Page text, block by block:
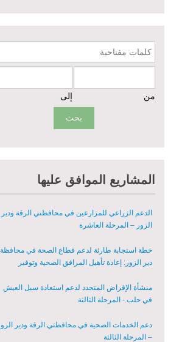
كلمات مفتاحية
من إلى
المشاريع الموافق عليها
في محافظة السويداء – المرحلة الأولى
الزور - المرحلة الخامسة
الدعم الزراعي للمزارعين في محافظتي الرقة ودير
الزور – المرحلة العاشرة
خطة استجابة طارئة لدعم قطاع الصحة في محافظة
المعدات الطبية بشكل عاجل في محافظة دير الزور
منشأة الإقراض المتجدد لدعم استعادة سبل العيش
دعم الخدمات الصحية في محافظتي الرقة ودير الزور
إعادة تأهيل الخدمات الصحية الأساسية وصحة الأم